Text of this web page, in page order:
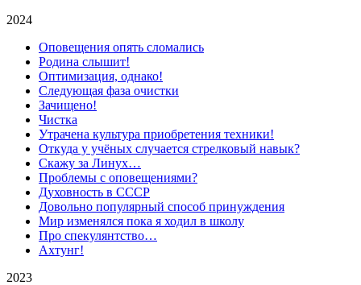
2024
Оповещения опять сломались
Родина слышит!
Оптимизация, однако!
Следующая фаза очистки
Зачищено!
Чистка
Утрачена культура приобретения техники!
Откуда у учёных случается стрелковый навык?
Скажу за Линух…
Проблемы с оповещениями?
Духовность в СССР
Довольно популярный способ принуждения
Мир изменялся пока я ходил в школу
Про спекулянтство…
Ахтунг!
2023